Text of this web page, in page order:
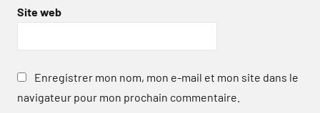
Site web
Enregistrer mon nom, mon e-mail et mon site dans le
navigateur pour mon prochain commentaire.